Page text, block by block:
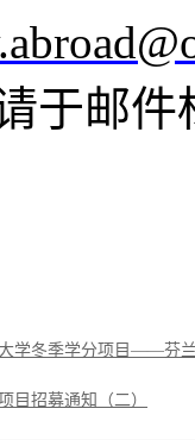
于邮
大学冬季学分项目——芬
目招募通知（二）